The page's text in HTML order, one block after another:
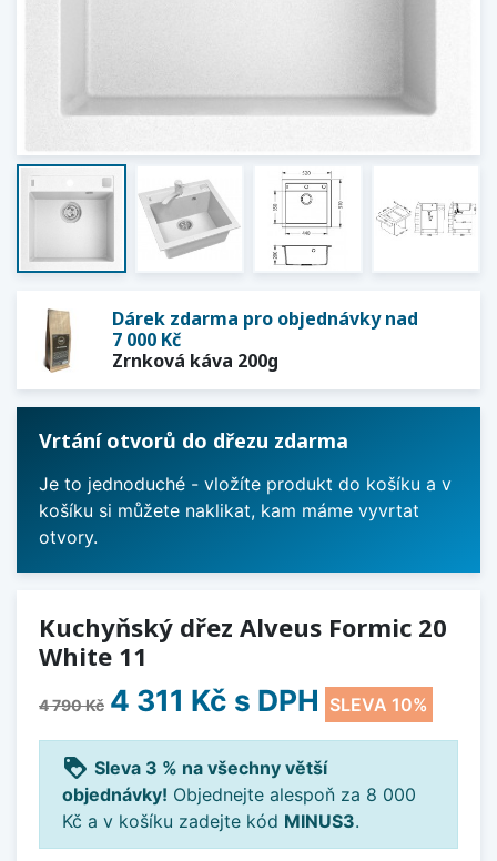
Dárek zdarma pro objednávky nad
7 000 Kč
Zrnková káva 200g
Vrtání otvorů do dřezu zdarma
Je to jednoduché - vložíte produkt do košíku a v
košíku si můžete naklikat, kam máme vyvrtat
otvory.
Kuchyňský dřez Alveus Formic 20
White 11
4 790 Kč 4 311 Kč s DPH SLEVA 10%
loyalty Sleva 3 % na všechny větší
objednávky! Objednejte alespoň za 8 000
Kč a v košíku zadejte kód MINUS3.